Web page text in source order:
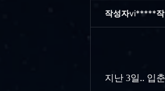
작성자vi*****
지난 3일.. 입